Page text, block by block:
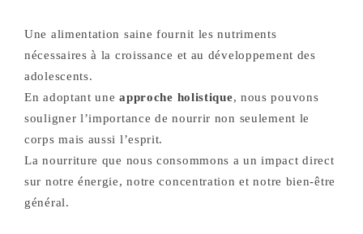
Une alimentation saine fournit les nutriments
nécessaires à la croissance et au développement des
adolescents.
En adoptant uneapproche holistique, nous pouvons
souligner l’importance de nourrir non seulement le
corps mais aussi l’esprit.
La nourriture que nous consommons a un impact direct
sur notre énergie, notre concentration et notre bien-être
général.